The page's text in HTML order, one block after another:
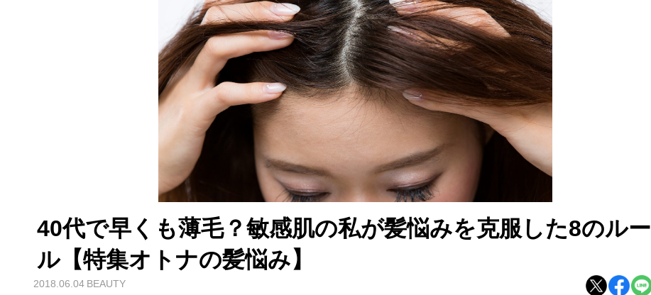
40代で早くも薄毛？敏感肌の私が髪悩みを克服した8のルー
ル【特集オトナの髪悩み】
2018.06.04 BEAUTY